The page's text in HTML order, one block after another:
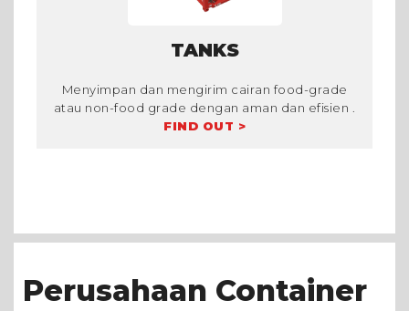
TANKS
Menyimpan dan mengirim cairan food-grade
atau non-food grade dengan aman dan efisien .
FIND OUT >
Perusahaan Container